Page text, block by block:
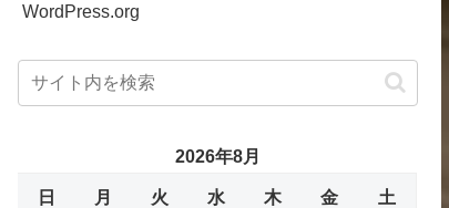
WordPress.org
2026年8月
日 月 火 水 木 金 土